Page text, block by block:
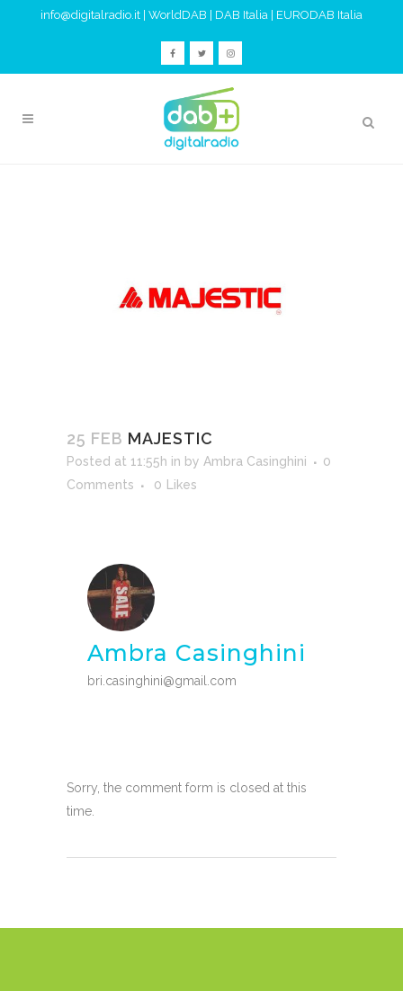
info@digitalradio.it WorldDAB DAB Italia EURODAB Italia
25 FEB MAJESTIC
Posted at 11:55h in by Ambra Casinghini
0
Comments
0 Likes
Ambra Casinghini
bri.casinghini@gmail.com
Sorry, the comment form is closed at this
time.